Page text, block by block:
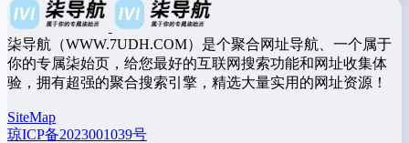
柒导航（WWW.7UDH.COM）是个聚合网址导航、一个属于
你的专属柒始页，给您最好的互联网搜索功能和网址收集体
验，拥有超强的聚合搜索引擎，精选大量实用的网址资源！
SiteMap
琼ICP备2023001039号